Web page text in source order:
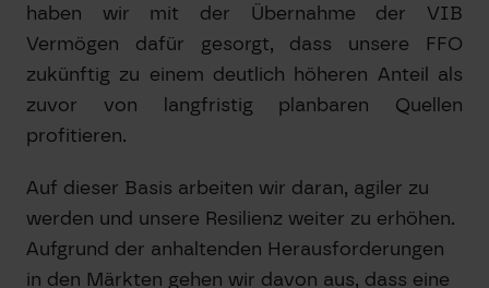
haben wir mit der Übernahme der VIB
Vermögen dafür gesorgt, dass unsere FFO
zukünftig zu einem deutlich höheren Anteil als
zuvor von langfristig planbaren Quellen
profitieren.
Auf dieser Basis arbeiten wir daran, agiler zu
werden und unsere Resilienz weiter zu erhöhen.
Aufgrund der anhaltenden Herausforderungen
in den Märkten gehen wir davon aus, dass eine